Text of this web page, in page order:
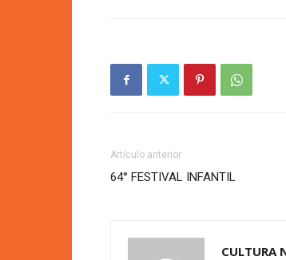
Artículo anterior
64° FESTIVAL INFANTIL
CULTURA